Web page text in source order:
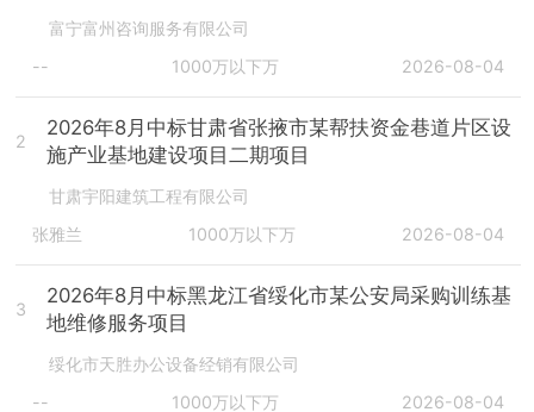
富宁富州咨询服务有限公司
--
1000万以下万 2026-08-04
2
2026年8月中标甘肃省张掖市某帮扶资金巷道片区设
施产业基地建设项目二期项目
甘肃宇阳建筑工程有限公司
张雅兰
1000万以下万 2026-08-04
3
2026年8月中标黑龙江省绥化市某公安局采购训练基
地维修服务项目
绥化市天胜办公设备经销有限公司
--
1000万以下万 2026-08-04